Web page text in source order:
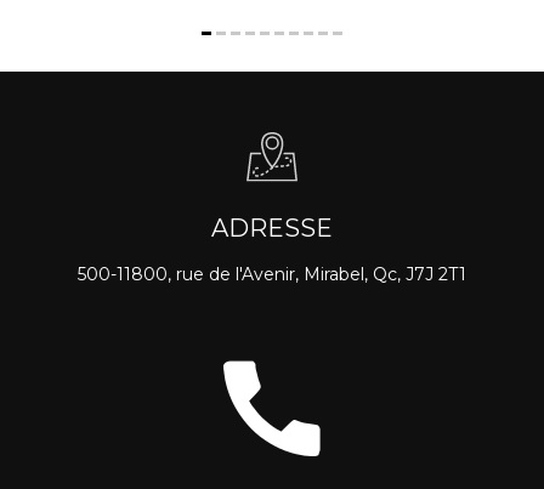
ADRESSE
500-11800, rue de l'Avenir, Mirabel, Qc, J7J 2T1